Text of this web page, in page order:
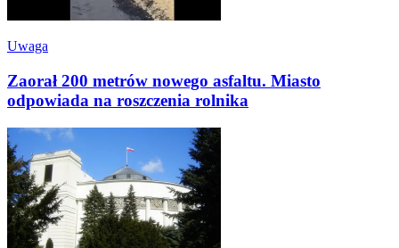
Uwaga
Zaorał 200 metrów nowego asfaltu. Miasto
odpowiada na roszczenia rolnika